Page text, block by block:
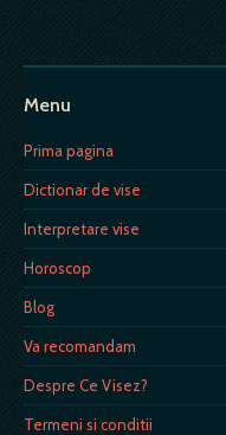
Menu
Prima pagina
Dictionar de vise
Interpretare vise
Horoscop
Blog
Va recomandam
Despre Ce Visez?
Termeni si conditii